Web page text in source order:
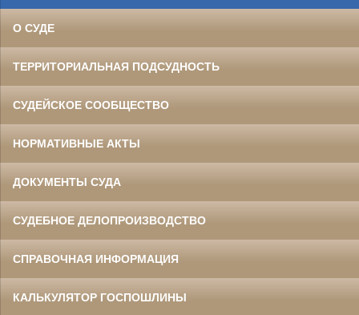
О СУДЕ
ТЕРРИТОРИАЛЬНАЯ ПОДСУДНОСТЬ
СУДЕЙСКОЕ СООБЩЕСТВО
НОРМАТИВНЫЕ АКТЫ
ДОКУМЕНТЫ СУДА
СУДЕБНОЕ ДЕЛОПРОИЗВОДСТВО
СПРАВОЧНАЯ ИНФОРМАЦИЯ
КАЛЬКУЛЯТОР ГОСПОШЛИНЫ